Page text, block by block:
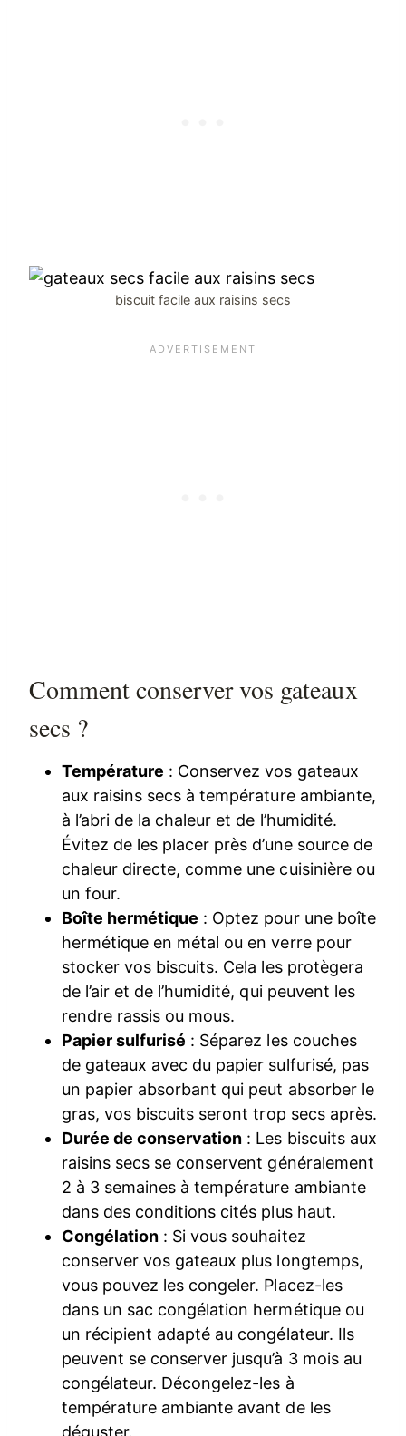
biscuit facile aux raisins secs
Comment conserver vos gateaux
secs ?
Température : Conservez vos gateaux
aux raisins secs à température ambiante,
à l’abri de la chaleur et de l’humidité.
Évitez de les placer près d’une source de
chaleur directe, comme une cuisinière ou
un four.
Boîte hermétique : Optez pour une boîte
hermétique en métal ou en verre pour
stocker vos biscuits. Cela les protègera
de l’air et de l’humidité, qui peuvent les
rendre rassis ou mous.
Papier sulfurisé : Séparez les couches
de gateaux avec du papier sulfurisé, pas
un papier absorbant qui peut absorber le
gras, vos biscuits seront trop secs après.
Durée de conservation : Les biscuits aux
raisins secs se conservent généralement
2 à 3 semaines à température ambiante
dans des conditions cités plus haut.
Congélation : Si vous souhaitez
conserver vos gateaux plus longtemps,
vous pouvez les congeler. Placez-les
dans un sac congélation hermétique ou
un récipient adapté au congélateur. Ils
peuvent se conserver jusqu’à 3 mois au
congélateur. Décongelez-les à
température ambiante avant de les
déguster.